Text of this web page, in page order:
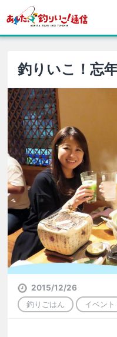
釣りいこ！忘
2015/12/26
釣りごはん
イベント